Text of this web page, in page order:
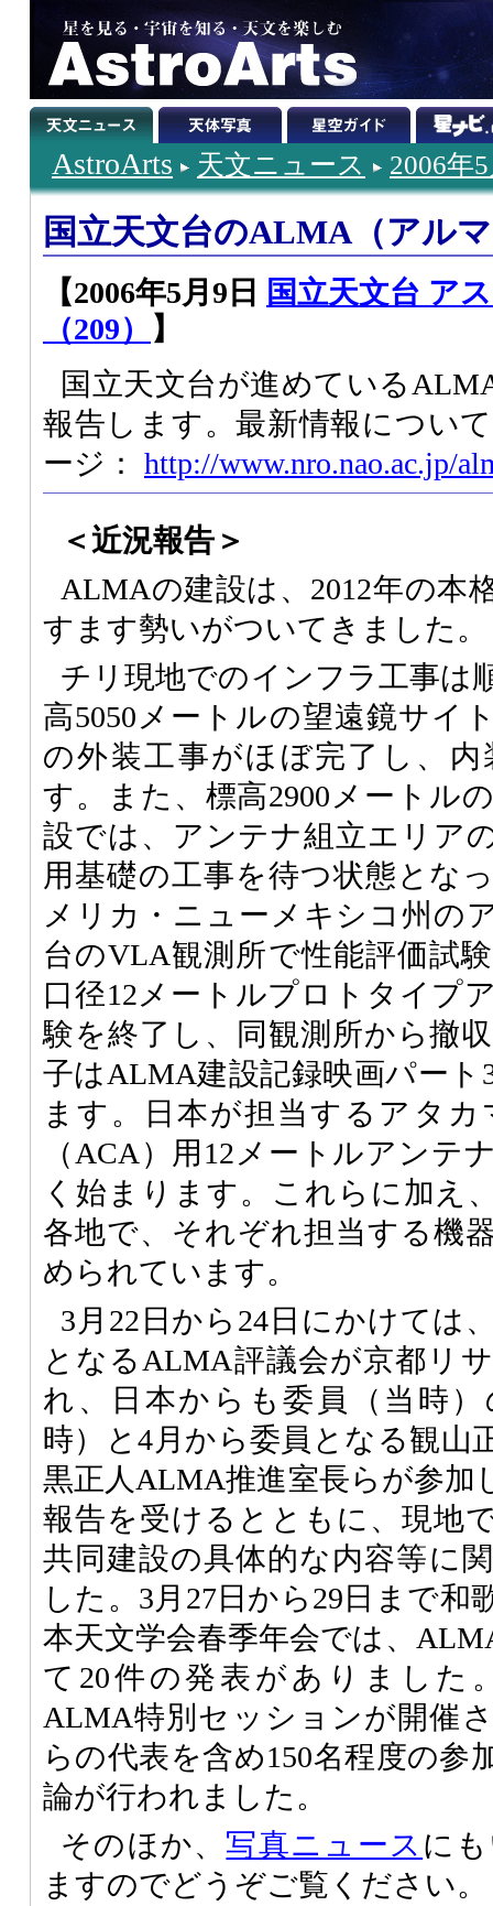
AstroArts 天文ニュース 2006年
国立天文台のALMA（アル
【2006年5月9日
国立天文台 ア
（209）
】
国立天文台が進めている
報告します。最新情報につい
ージ： http://www.nro.nao.ac.jp/
＜近況報告＞
ALMAの建設は、2012年の本
すます勢いがついてきました。
チリ現地でのインフラ工事は
高5050メートルの望遠鏡サイ
の外装工事がほぼ完了し、
す。また、標高2900メートル
設では、アンテナ組立エリア
用基礎の工事を待つ状態とな
メリカ・ニューメキシコ州の
台のVLA観測所で性能評価試
口径12メートルプロトタイプ
験を終了し、同観測所から撤
子はALMA建設記録映画パー
ます。日本が担当するアタ
（ACA）用12メートルアンテ
く始まります。これらに加え
各地で、それぞれ担当する機
められています。
3月22日から24日にかけては
となるALMA評議会が京都リ
れ、日本からも委員（当時
時）と4月から委員となる観山
黒正人ALMA推進室長らが参加
報告を受けるとともに、現地
共同建設の具体的な内容等に
した。3月27日から29日まで和
本天文学会春季年会では、
て20件の発表がありました
ALMA特別セッションが開催
らの代表を含め150名程度の参
論が行われました。
そのほか、 写真ニュース に
ますのでどうぞご覧ください。